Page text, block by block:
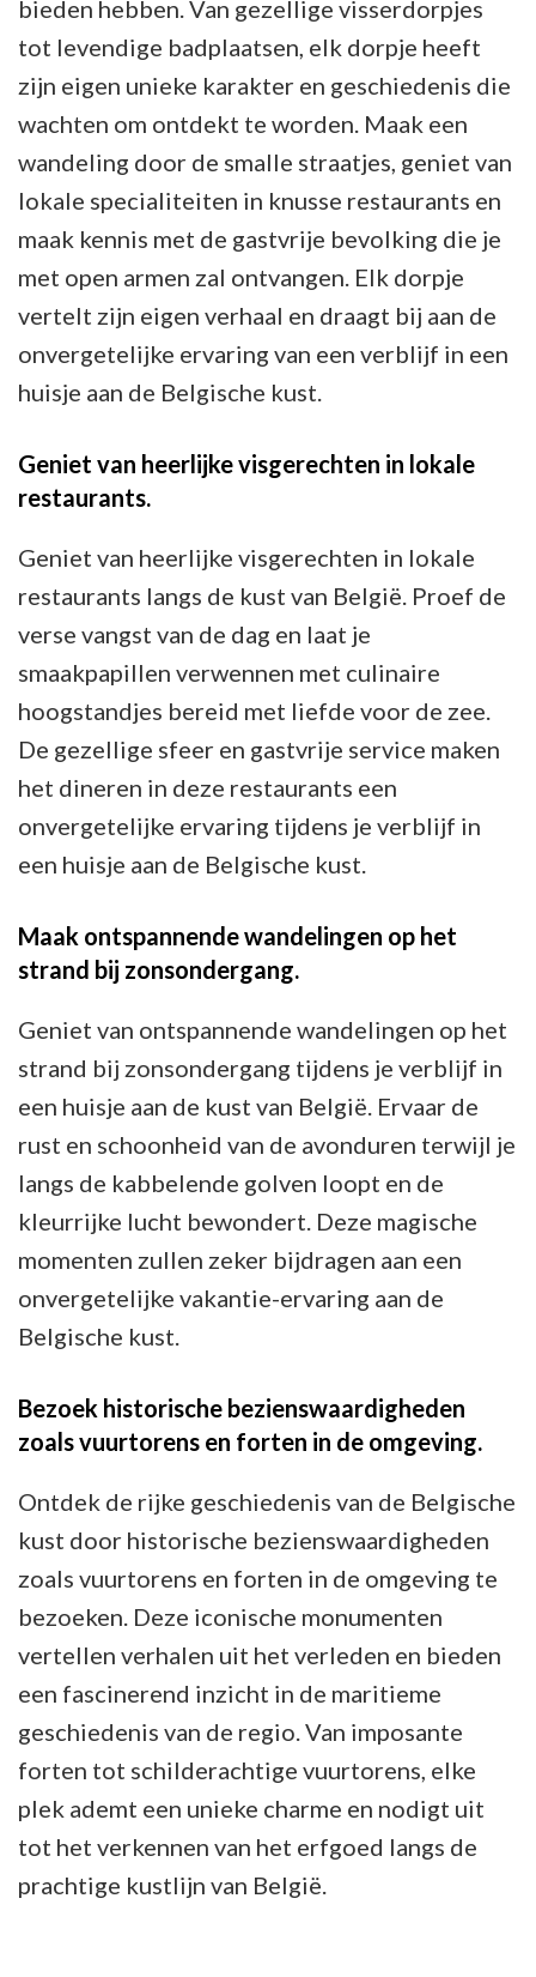
bieden hebben. Van gezellige visserdorpjes
tot levendige badplaatsen, elk dorpje heeft
zijn eigen unieke karakter en geschiedenis die
wachten om ontdekt te worden. Maak een
wandeling door de smalle straatjes, geniet van
lokale specialiteiten in knusse restaurants en
maak kennis met de gastvrije bevolking die je
met open armen zal ontvangen. Elk dorpje
vertelt zijn eigen verhaal en draagt bij aan de
onvergetelijke ervaring van een verblijf in een
huisje aan de Belgische kust.
Geniet van heerlijke visgerechten in lokale
restaurants.
Geniet van heerlijke visgerechten in lokale
restaurants langs de kust van België. Proef de
verse vangst van de dag en laat je
smaakpapillen verwennen met culinaire
hoogstandjes bereid met liefde voor de zee.
De gezellige sfeer en gastvrije service maken
het dineren in deze restaurants een
onvergetelijke ervaring tijdens je verblijf in
een huisje aan de Belgische kust.
Maak ontspannende wandelingen op het
strand bij zonsondergang.
Geniet van ontspannende wandelingen op het
strand bij zonsondergang tijdens je verblijf in
een huisje aan de kust van België. Ervaar de
rust en schoonheid van de avonduren terwijl je
langs de kabbelende golven loopt en de
kleurrijke lucht bewondert. Deze magische
momenten zullen zeker bijdragen aan een
onvergetelijke vakantie-ervaring aan de
Belgische kust.
Bezoek historische bezienswaardigheden
zoals vuurtorens en forten in de omgeving.
Ontdek de rijke geschiedenis van de Belgische
kust door historische bezienswaardigheden
zoals vuurtorens en forten in de omgeving te
bezoeken. Deze iconische monumenten
vertellen verhalen uit het verleden en bieden
een fascinerend inzicht in de maritieme
geschiedenis van de regio. Van imposante
forten tot schilderachtige vuurtorens, elke
plek ademt een unieke charme en nodigt uit
tot het verkennen van het erfgoed langs de
prachtige kustlijn van België.